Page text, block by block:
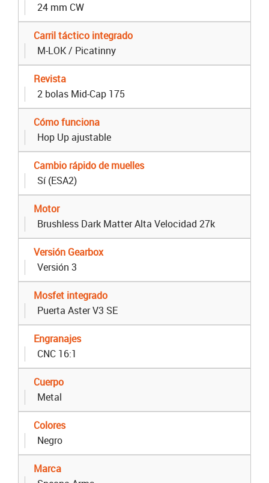
24 mm CW
Carril táctico integrado
M-LOK / Picatinny
Revista
2 bolas Mid-Cap 175
Cómo funciona
Hop Up ajustable
Cambio rápido de muelles
Sí (ESA2)
Motor
Brushless Dark Matter Alta Velocidad 27k
Versión Gearbox
Versión 3
Mosfet integrado
Puerta Aster V3 SE
Engranajes
CNC 16:1
Cuerpo
Metal
Colores
Negro
Marca